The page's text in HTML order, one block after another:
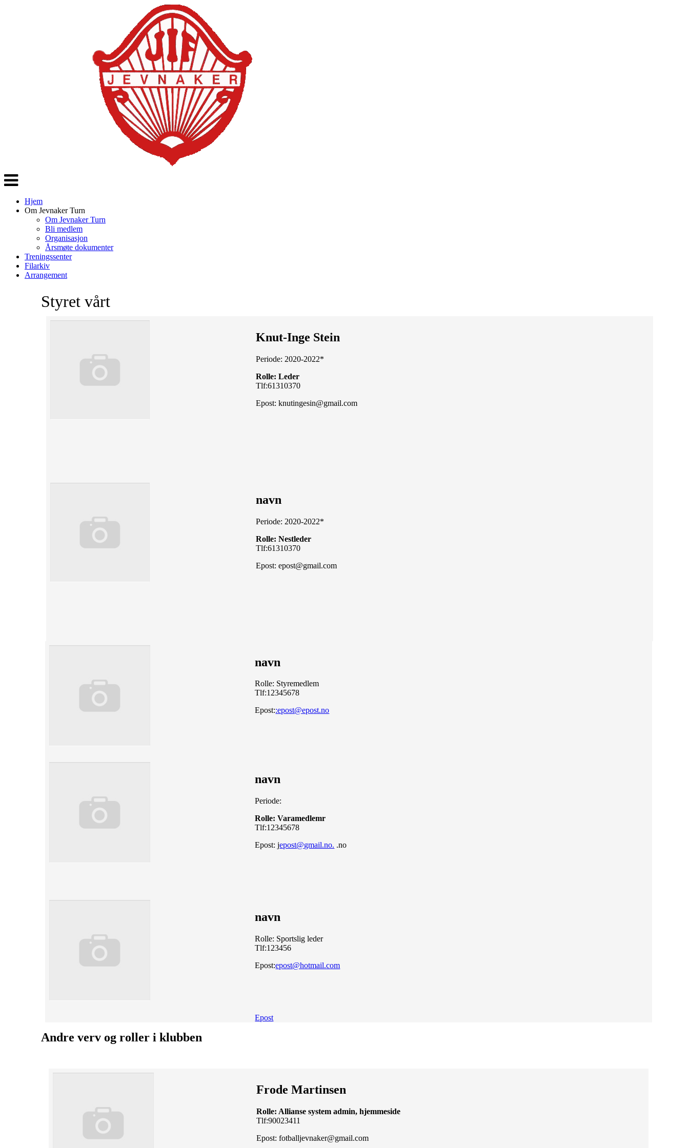
Veksle
navigasjon
Hjem
Om Jevnaker Turn
Om Jevnaker Turn
Bli medlem
Organisasjon
Årsmøte dokumenter
Treningssenter
Filarkiv
Arrangement
Styret vårt
Knut-Inge Stein
Periode: 2020-2022*
Rolle: Leder
Tlf:61310370
Epost: knutingesin@gmail.com
navn
Periode: 2020-2022*
Rolle: Nestleder
Tlf:61310370
Epost: epost@gmail.com
navn
Rolle: Styremedlem
Tlf:12345678
Epost::epost@epost.no
navn
Periode:
Rolle: Varamedlemr
Tlf:12345678
Epost: jepost@gmail.no. .no
navn
Rolle: Sportslig leder
Tlf:123456
Epost:epost@hotmail.com
Epost
Andre verv og roller i klubben
Frode Martinsen
Rolle: Allianse system admin, hjemmeside
Tlf:90023411
Epost: fotballjevnaker@gmail.com